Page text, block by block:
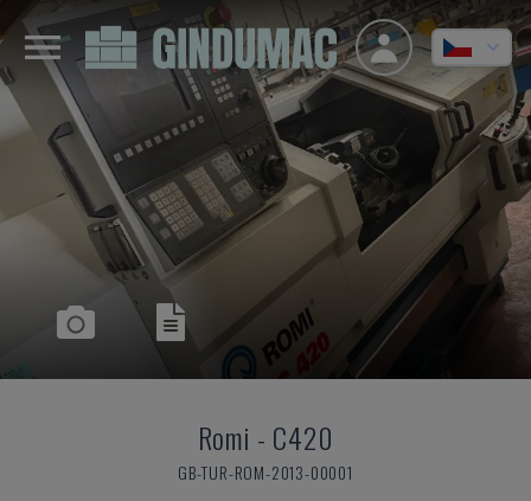
Romi - C420
GB-TUR-ROM-2013-00001